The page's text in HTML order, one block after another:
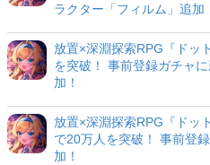
ラクター「フィルム」追加
放置×深淵探索RPG『ドッ
を突破！ 事前登録ガチャ
加！
放置×深淵探索RPG『ドッ
で20万人を突破！ 事前登
加！